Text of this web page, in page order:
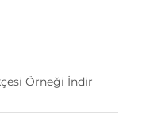
Örneği İndir